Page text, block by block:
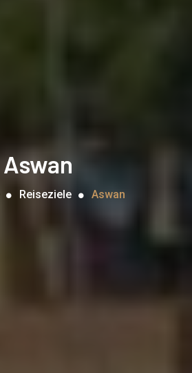
Aswan
Reiseziele Aswan